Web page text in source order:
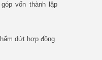
vốn thành lập
dứt hợp đồng